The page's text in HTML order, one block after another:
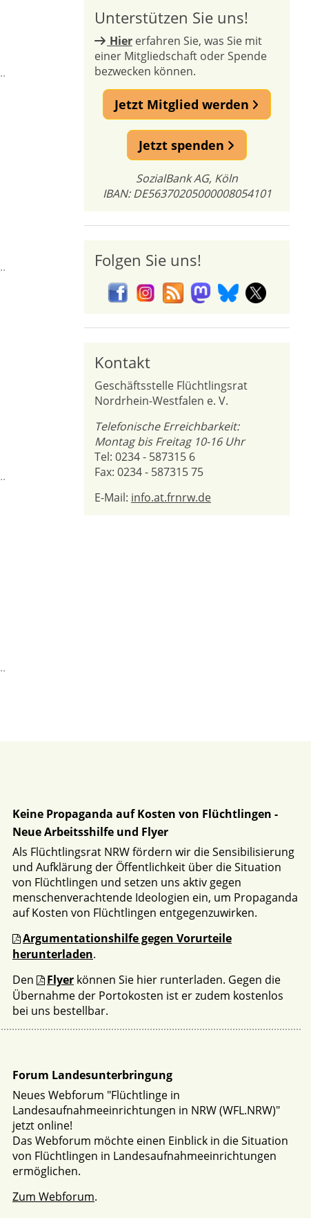
Unterstützen Sie uns!
Hier erfahren Sie, was Sie mit
einer Mitgliedschaft oder Spende
bezwecken können.
Jetzt Mitglied werden
Jetzt spenden
SozialBank AG, Köln
IBAN: DE56370205000008054101
Folgen Sie uns!
Kontakt
Geschäftsstelle Flüchtlingsrat
Nordrhein-Westfalen e. V.
Telefonische Erreichbarkeit:
Montag bis Freitag 10-16 Uhr
Tel: 0234 - 587315 6
Fax: 0234 - 587315 75
E-Mail: info.at.frnrw.de
Keine Propaganda auf Kosten von Flüchtlingen -
Neue Arbeitsshilfe und Flyer
Als Flüchtlingsrat NRW fördern wir die Sensibilisierung
und Aufklärung der Öffentlichkeit über die Situation
von Flüchtlingen und setzen uns aktiv gegen
menschenverachtende Ideologien ein, um Propaganda
auf Kosten von Flüchtlingen entgegenzuwirken.
Argumentationshilfe gegen Vorurteile
herunterladen.
Den
Flyer können Sie hier runterladen. Gegen die
Übernahme der Portokosten ist er zudem kostenlos
bei uns bestellbar.
Forum Landesunterbringung
Neues Webforum "Flüchtlinge in
Landesaufnahmeeinrichtungen in NRW (WFL.NRW)"
jetzt online!
Das Webforum möchte einen Einblick in die Situation
von Flüchtlingen in Landesaufnahmeeinrichtungen
ermöglichen.
Zum Webforum.